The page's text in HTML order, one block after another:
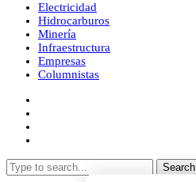
Electricidad
Hidrocarburos
Minería
Infraestructura
Empresas
Columnistas
Search